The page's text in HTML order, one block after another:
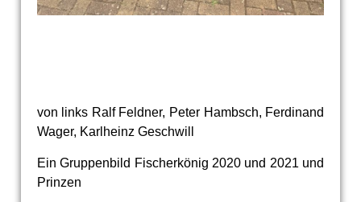
von links Ralf Feldner, Peter Hambsch, Ferdinand
Wager, Karlheinz Geschwill
Ein Gruppenbild Fischerkönig 2020 und 2021 und
Prinzen